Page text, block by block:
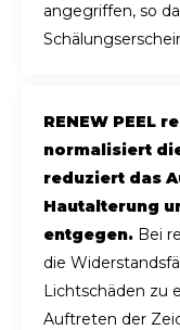
angegriffen, so
RENEW PEEL
normalisiert
reduziert das
Hautalterung
entgegen. Bei
die
Lichtschäden zu
Auftreten der